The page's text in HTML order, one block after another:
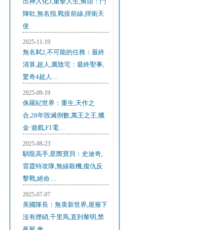
陣欸,無名指,戰疫前線,捍衛天
使
2025-11-19
無名弒2,不可能的任務：最終
清算,超人,厲陰宅：最終聖事,
驚奇4超人…
2025-09-19
侏羅紀世界：重生,天作之
合,28年毀滅倒數,萬王之王,獵
金·遊戲,F1電…
2025-08-23
馴龍高手,星際寶貝：史迪奇,
雷霆特攻隊,無線殺機,復仇反
擊戰,絕命…
2025-07-07
美國隊長：無畏新世界,屋簷下
沒有煙硝,千里馬,直到黎明,禁